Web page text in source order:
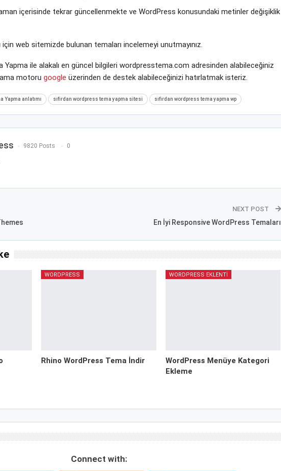
içerisinde tekrar güncellenmekte ve WordPress konusundaki metinler değişiklik
web sitemizde bulunan temaları incelemeyi unutmayınız.
Yapma ile alakalı en güncel bilgileri wordpresstema.com adresinden alabileceğiniz
motoru google üzerinden de destek alabileceğinizi hatırlatmak isteriz.
Yapma anlatımı sıfırdan wordpress tema yapma sitesi sıfırdan wordpress tema yapma wp
9820 Posts 0
NEXT POST
En İyi Responsive WordPress Temaları
WORDPRESS
Rhino WordPress Tema İndir
WORDPRESS EKLENTI
WordPress Menüye Kategori
Ekleme
Connect with: